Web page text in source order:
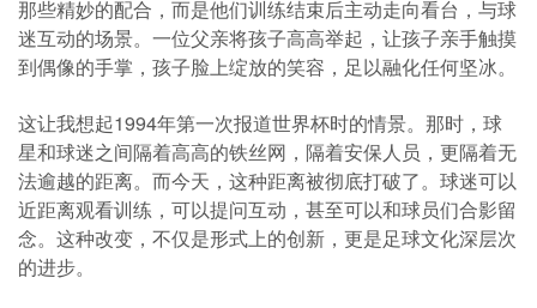
那些精妙的配合，而是他们训练结束后主动走向看台，与球
迷互动的场景。一位父亲将孩子高高举起，让孩子亲手触摸
到偶像的手掌，孩子脸上绽放的笑容，足以融化任何坚冰。
这让我想起1994年第一次报道世界杯时的情景。那时，球
星和球迷之间隔着高高的铁丝网，隔着安保人员，更隔着无
法逾越的距离。而今天，这种距离被彻底打破了。球迷可以
近距离观看训练，可以提问互动，甚至可以和球员们合影留
念。这种改变，不仅是形式上的创新，更是足球文化深层次
的进步。